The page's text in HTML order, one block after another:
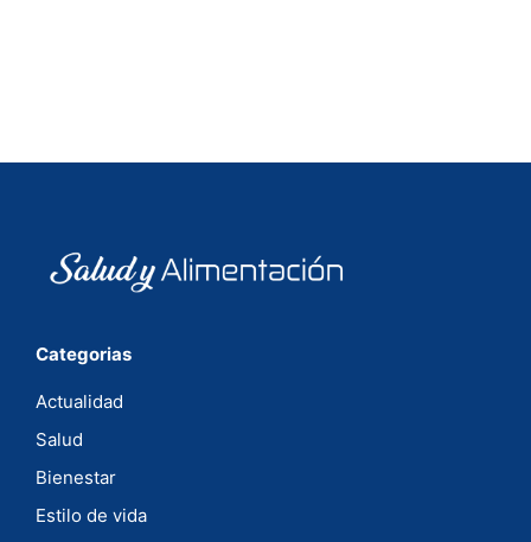
Categorias
Actualidad
Salud
Bienestar
Estilo de vida